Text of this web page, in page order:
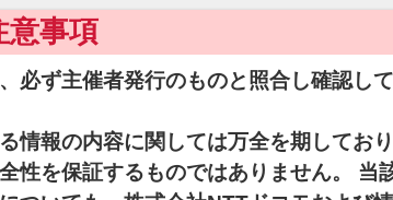
意事項
必ず主催者発行のものと照合し確認して
情報の内容に関しては万全を期しており
性を保証するものではありません。 当